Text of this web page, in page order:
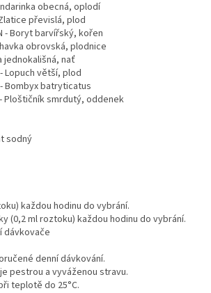
obecná, oplodí
převislá, plod
- Boryt barvířský, kořen
obrovská, plodnice
jednokališná, nať
- Lopuch větší, plod
- Bombyx batryticatus
- Ploštičník smrdutý, oddenek
sodný
každou hodinu do vybrání.
(0,2 ml roztoku) každou hodinu do vybrání.
dávkovače
denní dávkování.
pestrou a vyváženou stravu.
teplotě do 25°C.